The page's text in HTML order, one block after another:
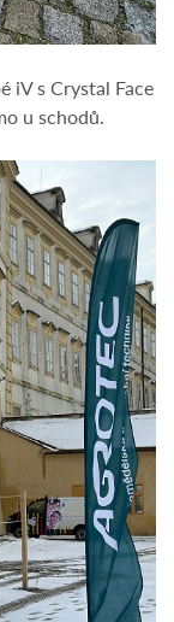
iV s Crystal Face
u schodů.